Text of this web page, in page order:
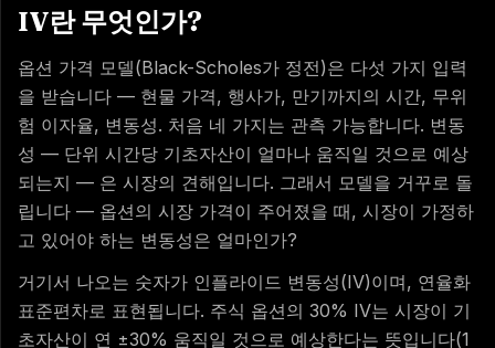
IV란 무엇인가?
옵션 가격 모델(Black-Scholes가 정전)은 다섯 가지 입력
을 받습니다 — 현물 가격, 행사가, 만기까지의 시간, 무위
험 이자율, 변동성. 처음 네 가지는 관측 가능합니다. 변동
성 — 단위 시간당 기초자산이 얼마나 움직일 것으로 예상
되는지 — 은 시장의 견해입니다. 그래서 모델을 거꾸로 돌
립니다 — 옵션의 시장 가격이 주어졌을 때, 시장이 가정하
고 있어야 하는 변동성은 얼마인가?
거기서 나오는 숫자가 인플라이드 변동성(IV)이며, 연율화
표준편차로 표현됩니다. 주식 옵션의 30% IV는 시장이 기
초자산이 연 ±30% 움직일 것으로 예상한다는 뜻입니다(1